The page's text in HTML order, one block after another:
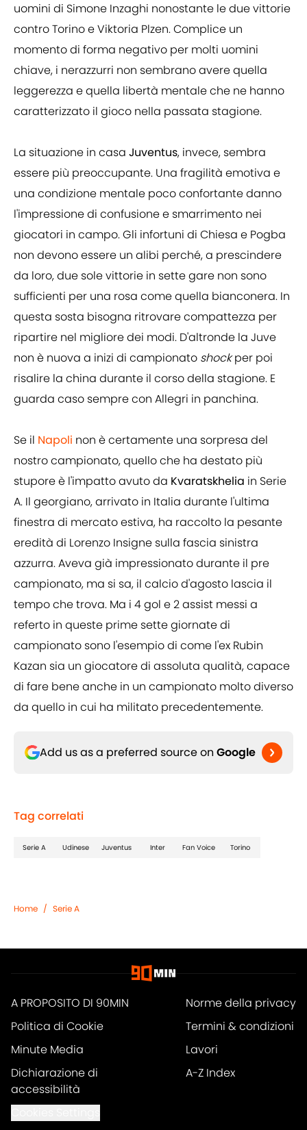
uomini di Simone Inzaghi nonostante le due vittorie
contro Torino e Viktoria Plzen. Complice un
momento di forma negativo per molti uomini
chiave, i nerazzurri non sembrano avere quella
leggerezza e quella libertà mentale che ne hanno
caratterizzato il gioco nella passata stagione.
La situazione in casa Juventus, invece, sembra
essere più preoccupante. Una fragilità emotiva e
una condizione mentale poco confortante danno
l'impressione di confusione e smarrimento nei
giocatori in campo. Gli infortuni di Chiesa e Pogba
non devono essere un alibi perché, a prescindere
da loro, due sole vittorie in sette gare non sono
sufficienti per una rosa come quella bianconera. In
questa sosta bisogna ritrovare compattezza per
ripartire nel migliore dei modi. D'altronde la Juve
non è nuova a inizi di campionato shockper poi
risalire la china durante il corso della stagione. E
guarda caso sempre con Allegri in panchina.
Se il Napoli non è certamente una sorpresa del
nostro campionato, quello che ha destato più
stupore è l'impatto avuto da Kvaratskhelia in Serie
A. Il georgiano, arrivato in Italia durante l'ultima
finestra di mercato estiva, ha raccolto la pesante
eredità di Lorenzo Insigne sulla fascia sinistra
azzurra. Aveva già impressionato durante il pre
campionato, ma si sa, il calcio d'agosto lascia il
tempo che trova. Ma i 4 gol e 2 assist messi a
referto in queste prime sette giornate di
campionato sono l'esempio di come l'ex Rubin
Kazan sia un giocatore di assoluta qualità, capace
di fare bene anche in un campionato molto diverso
da quello in cui ha militato precedentemente.
Add us as a preferred source on Google
Tag correlati
Serie A Udinese Juventus Inter Fan Voice Torino
Home / Serie A
A PROPOSITO DI 90MIN
Norme della privacy
Politica di Cookie
Termini & condizioni
Minute Media
Lavori
Dichiarazione di
accessibilità
A-Z Index